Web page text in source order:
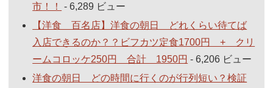
市！！
- 6,289 ビュー
【洋食 百名店】洋食の朝日 どれくらい待てば
入店できるのか？？ビフカツ定食1700円 + クリ
ームコロッケ250円 合計 1950円 - 6,206 ビュー
洋食の朝日 どの時間に行くのが行列短い？検証